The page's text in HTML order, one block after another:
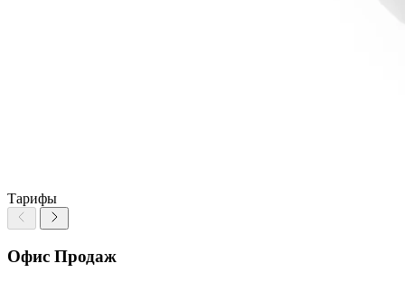
Тарифы
Офис Продаж